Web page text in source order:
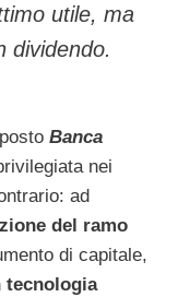
utile, ma
dividendo.
Banca
nei
ad
del ramo
di capitale,
tecnologia